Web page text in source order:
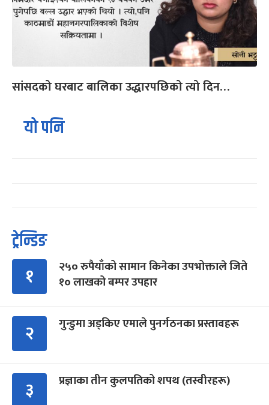
सांसदको घरबाट बालिका उद्धारपछिको त्यो दिन…
यो पनि
ट्रेन्डिङ
१
२५० रुपैयाँको सामान किनेका उपभोक्ताले जिते
१० लाखको बम्पर उपहार
२ गुन्डुमा अड्किए एमाले पुनर्गठनका प्रस्तावहरू
३ प्रज्ञाका तीन कुलपतिको शपथ (तस्वीरहरू)